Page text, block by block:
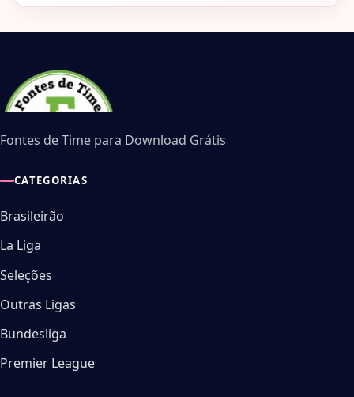
Fontes de Time para Download Grátis
CATEGORIAS
Brasileirão
La Liga
Seleções
Outras Ligas
Bundesliga
Premier League